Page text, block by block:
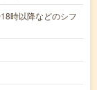
時以降などのシフ